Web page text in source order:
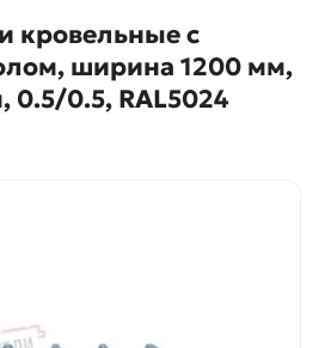
кровельные с
ширина 1200 мм,
0.5, RAL5024